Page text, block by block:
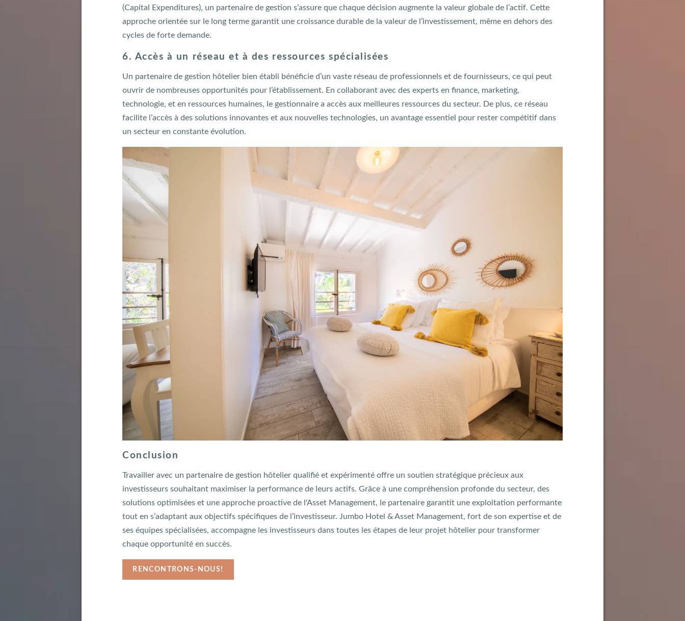
(Capital Expenditures), un partenaire de gestion s’assure que chaque décision augmente la valeur globale de l’actif. Cette
approche orientée sur le long terme garantit une croissance durable de la valeur de l’investissement, même en dehors des
cycles de forte demande.
6. Accès à un réseau et à des ressources spécialisées
Un partenaire de gestion hôtelier bien établi bénéficie d’un vaste réseau de professionnels et de fournisseurs, ce qui peut
ouvrir de nombreuses opportunités pour l’établissement. En collaborant avec des experts en finance, marketing,
technologie, et en ressources humaines, le gestionnaire a accès aux meilleures ressources du secteur. De plus, ce réseau
facilite l’accès à des solutions innovantes et aux nouvelles technologies, un avantage essentiel pour rester compétitif dans
un secteur en constante évolution.
Conclusion
Travailler avec un partenaire de gestion hôtelier qualifié et expérimenté offre un soutien stratégique précieux aux
investisseurs souhaitant maximiser la performance de leurs actifs. Grâce à une compréhension profonde du secteur, des
solutions optimisées et une approche proactive de l'Asset Management, le partenaire garantit une exploitation performante
tout en s’adaptant aux objectifs spécifiques de l’investisseur. Jumbo Hotel & Asset Management, fort de son expertise et de
ses équipes spécialisées, accompagne les investisseurs dans toutes les étapes de leur projet hôtelier pour transformer
chaque opportunité en succès.
RENCONTRONS-NOUS!